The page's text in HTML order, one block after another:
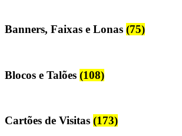
Banners, Faixas e Lonas (75)
Blocos e Talões (108)
Cartões de Visitas (173)